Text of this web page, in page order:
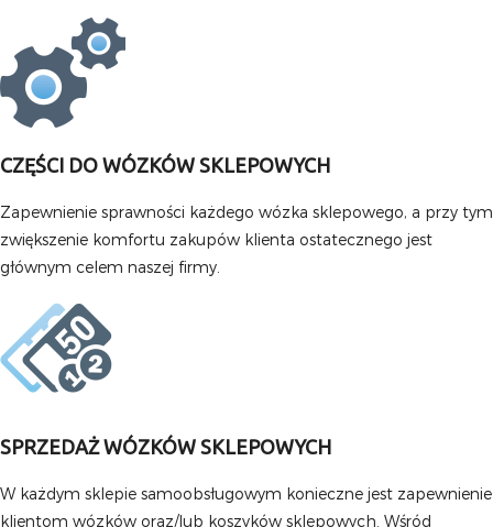
CZĘŚCI DO WÓZKÓW SKLEPOWYCH
Zapewnienie sprawności każdego wózka sklepowego, a przy tym
zwiększenie komfortu zakupów klienta ostatecznego jest
głównym celem naszej firmy.
SPRZEDAŻ WÓZKÓW SKLEPOWYCH
W każdym sklepie samoobsługowym konieczne jest zapewnienie
klientom wózków oraz/lub koszyków sklepowych. Wśród